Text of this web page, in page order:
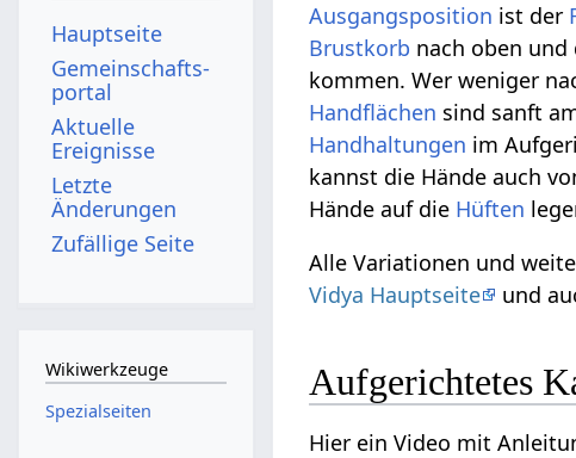
Ausgangsposition ist der
Brustkorb nach oben
kommen. Wer weniger
Handflächen sind sanft
Handhaltungen im
kannst die Hände auch
Hände auf die Hüften
Alle Variationen und
Vidya Hauptseite
und
Aufgerichtetes
Hier ein Video mit
Hauptseite
Gemeinschafts­
portal
Aktuelle
Ereignisse
Letzte
Änderungen
Zufällige Seite
Wikiwerkzeuge
Spezialseiten